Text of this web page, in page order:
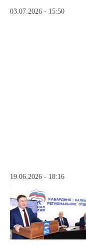
03.07.2026 - 15:50
19.06.2026 - 18:16